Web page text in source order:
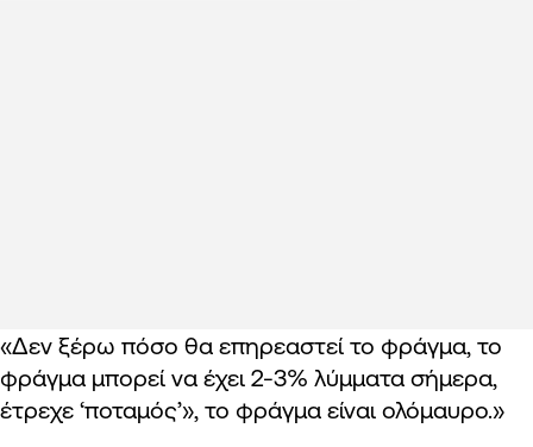
«Δεν ξέρω πόσο θα επηρεαστεί το φράγμα, το
φράγμα μπορεί να έχει 2-3% λύμματα σήμερα,
έτρεχε ‘ποταμός’», το φράγμα είναι ολόμαυρο.»